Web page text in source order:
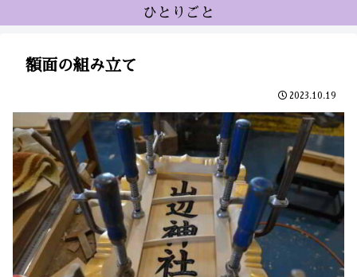
ひとりごと
額面の組み立て
2023.10.19